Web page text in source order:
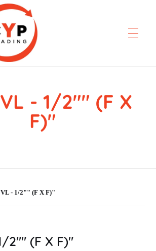
- 1/2"" (F X
F)"
- 1/2"" (F X F)"
2"" (F X F)"